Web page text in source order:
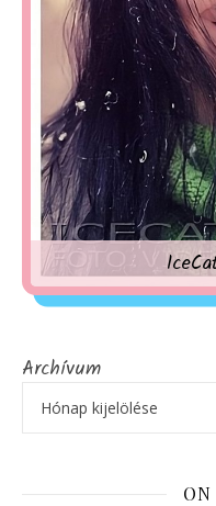
Archívum